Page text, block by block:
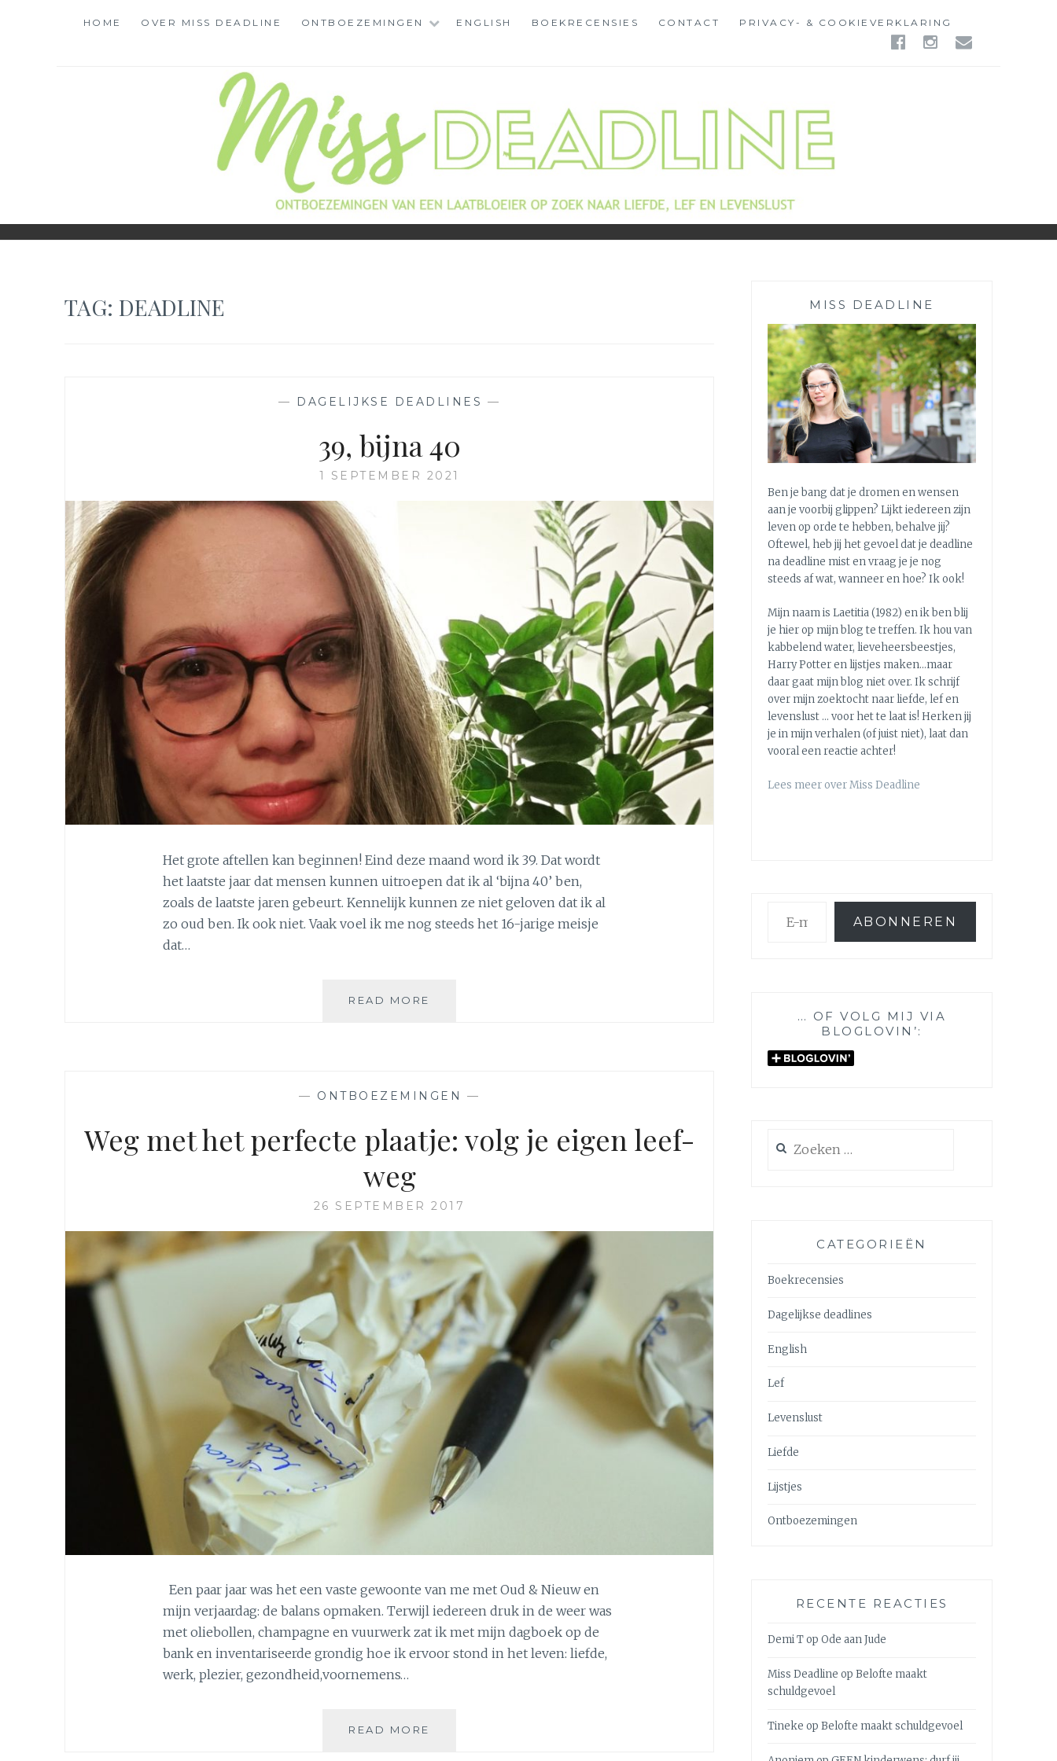
HOME OVER MISS DEADLINE ONTBOEZEMINGEN ENGLISH BOEKRECENSIES CONTACT PRIVACY- & COOKIEVERKLARING
FACEBOOK
MISS DEADLINE
ONDERWEG NAAR LIEFDE, LEF EN LEVENSLUST
TAG: DEADLINE
— DAGELIJKSE DEADLINES —
39, bijna 40
1 SEPTEMBER 2021
Het grote aftellen kan beginnen! Eind deze maand word ik 39. Dat wordt
het laatste jaar dat mensen kunnen uitroepen dat ik al ‘bijna 40’ ben,
zoals de laatste jaren gebeurt. Kennelijk kunnen ze niet geloven dat ik al
zo oud ben. Ik ook niet. Vaak voel ik me nog steeds het 16-jarige meisje
dat…
READ MORE
— ONTBOEZEMINGEN —
Weg met het perfecte plaatje: volg je eigen leef-
weg
26 SEPTEMBER 2017
Een paar jaar was het een vaste gewoonte van me met Oud & Nieuw en
mijn verjaardag: de balans opmaken. Terwijl iedereen druk in de weer was
met oliebollen, champagne en vuurwerk zat ik met mijn dagboek op de
bank en inventariseerde grondig hoe ik ervoor stond in het leven: liefde,
werk, plezier, gezondheid,voornemens…
READ MORE
MISS DEADLINE
Ben je bang dat je dromen en wensen
aan je voorbij glippen? Lijkt iedereen zijn
leven op orde te hebben, behalve jij?
Oftewel, heb jij het gevoel dat je deadline
na deadline mist en vraag je je nog
steeds af wat, wanneer en hoe? Ik ook!
Mijn naam is Laetitia (1982) en ik ben blij
je hier op mijn blog te treffen. Ik hou van
kabbelend water, lieveheersbeestjes,
Harry Potter en lijstjes maken…maar
daar gaat mijn blog niet over. Ik schrijf
over mijn zoektocht naar liefde, lef en
levenslust … voor het te laat is! Herken jij
je in mijn verhalen (of juist niet), laat dan
vooral een reactie achter!
Lees meer over Miss Deadline
mailadres
ABONNEREN
… OF VOLG MIJ VIA
BLOGLOVIN’:
naar:
CATEGORIEËN
Boekrecensies
Dagelijkse deadlines
English
Lef
Levenslust
Liefde
Lijstjes
Ontboezemingen
RECENTE REACTIES
Demi TopOde aan Jude
Miss Deadline opBelofte maakt
schuldgevoel
Tineke opBelofte maakt schuldgevoel